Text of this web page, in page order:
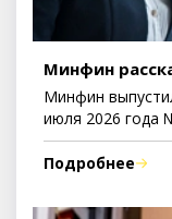
Минфин
Минфин
июля 2026 года
Подробнее